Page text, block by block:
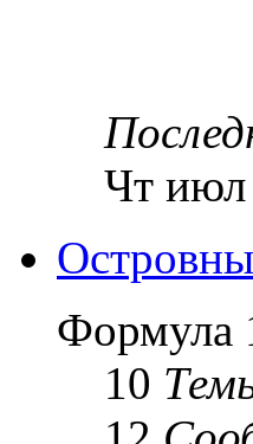
Чт июл
Формула
10